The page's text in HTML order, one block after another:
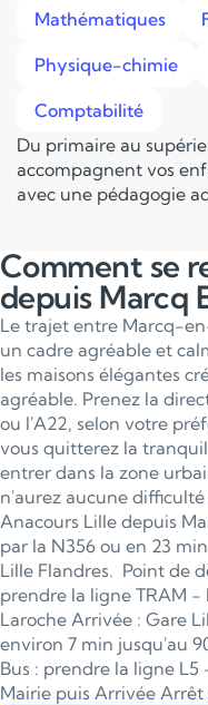
Mathématiques
Physique-chimie
Comptabilité
Du primaire au
accompagnent vos
avec une pédagogie
Comment se
depuis Marcq
Le trajet entre Marcq-
un cadre agréable et
les maisons élégantes
agréable. Prenez la
ou l'A22, selon votre
vous quitterez la
entrer dans la zone
n'aurez aucune
Anacours Lille depuis
par la N356 ou en 23
Lille Flandres. Point de
prendre la ligne TRAM -
Laroche Arrivée : Gare
environ 7 min jusqu'au
Bus : prendre la ligne
Mairie puis Arrivée Arrêt